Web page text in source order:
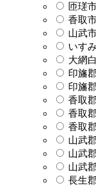
匝瑳
香取
山武
いす
大網
印旛
印旛
香取
香取
香取
山武
山武
山武
長生